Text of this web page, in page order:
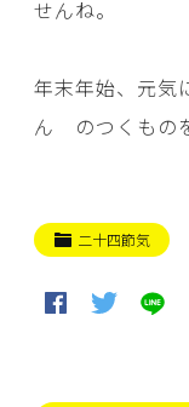
せんね。
年末年始、元気
ん のつくもの
二十四節気